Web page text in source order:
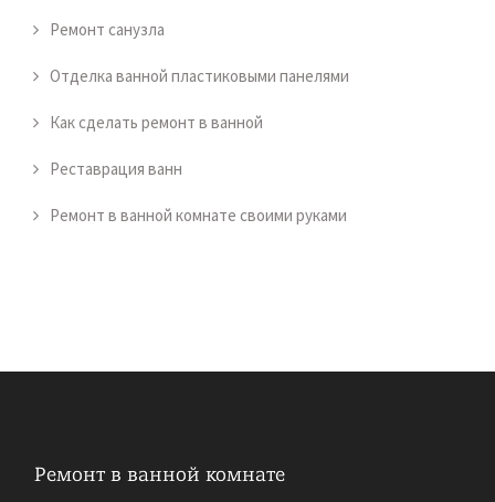
Ремонт санузла
Отделка ванной пластиковыми панелями
Как сделать ремонт в ванной
Реставрация ванн
Ремонт в ванной комнате своими руками